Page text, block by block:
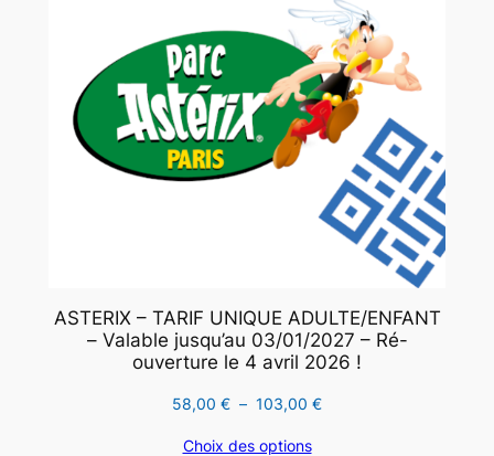
ASTERIX – TARIF UNIQUE ADULTE/ENFANT
– Valable jusqu’au 03/01/2027 – Ré-
ouverture le 4 avril 2026 !
58,00 € – 103,00 €Plage
Choix des options